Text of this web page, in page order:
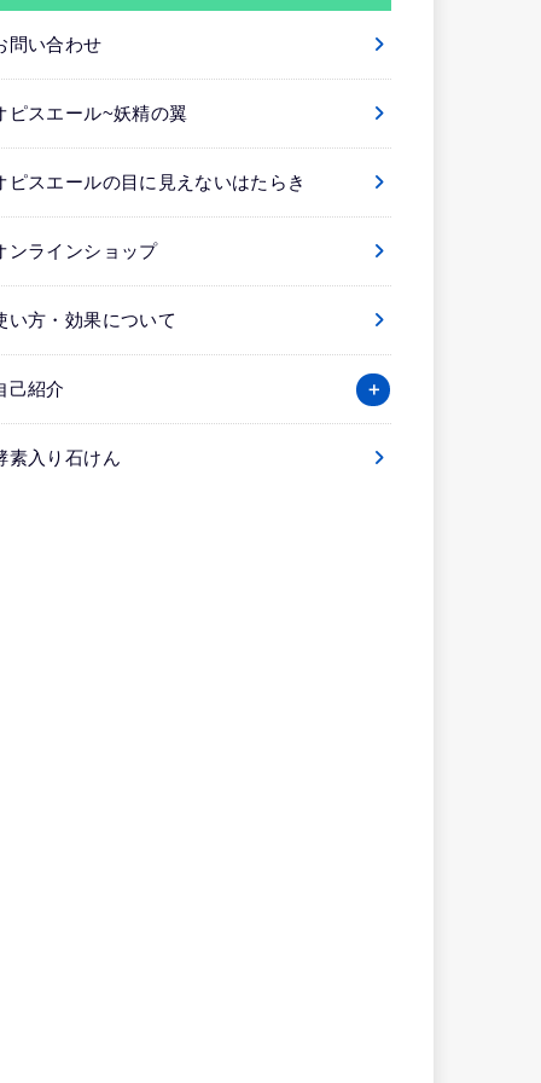
問い合わせ
ピスエール~妖精の翼
ピスエールの目に見えないはたらき
ンラインショップ
い方・効果について
己紹介
素入り石けん